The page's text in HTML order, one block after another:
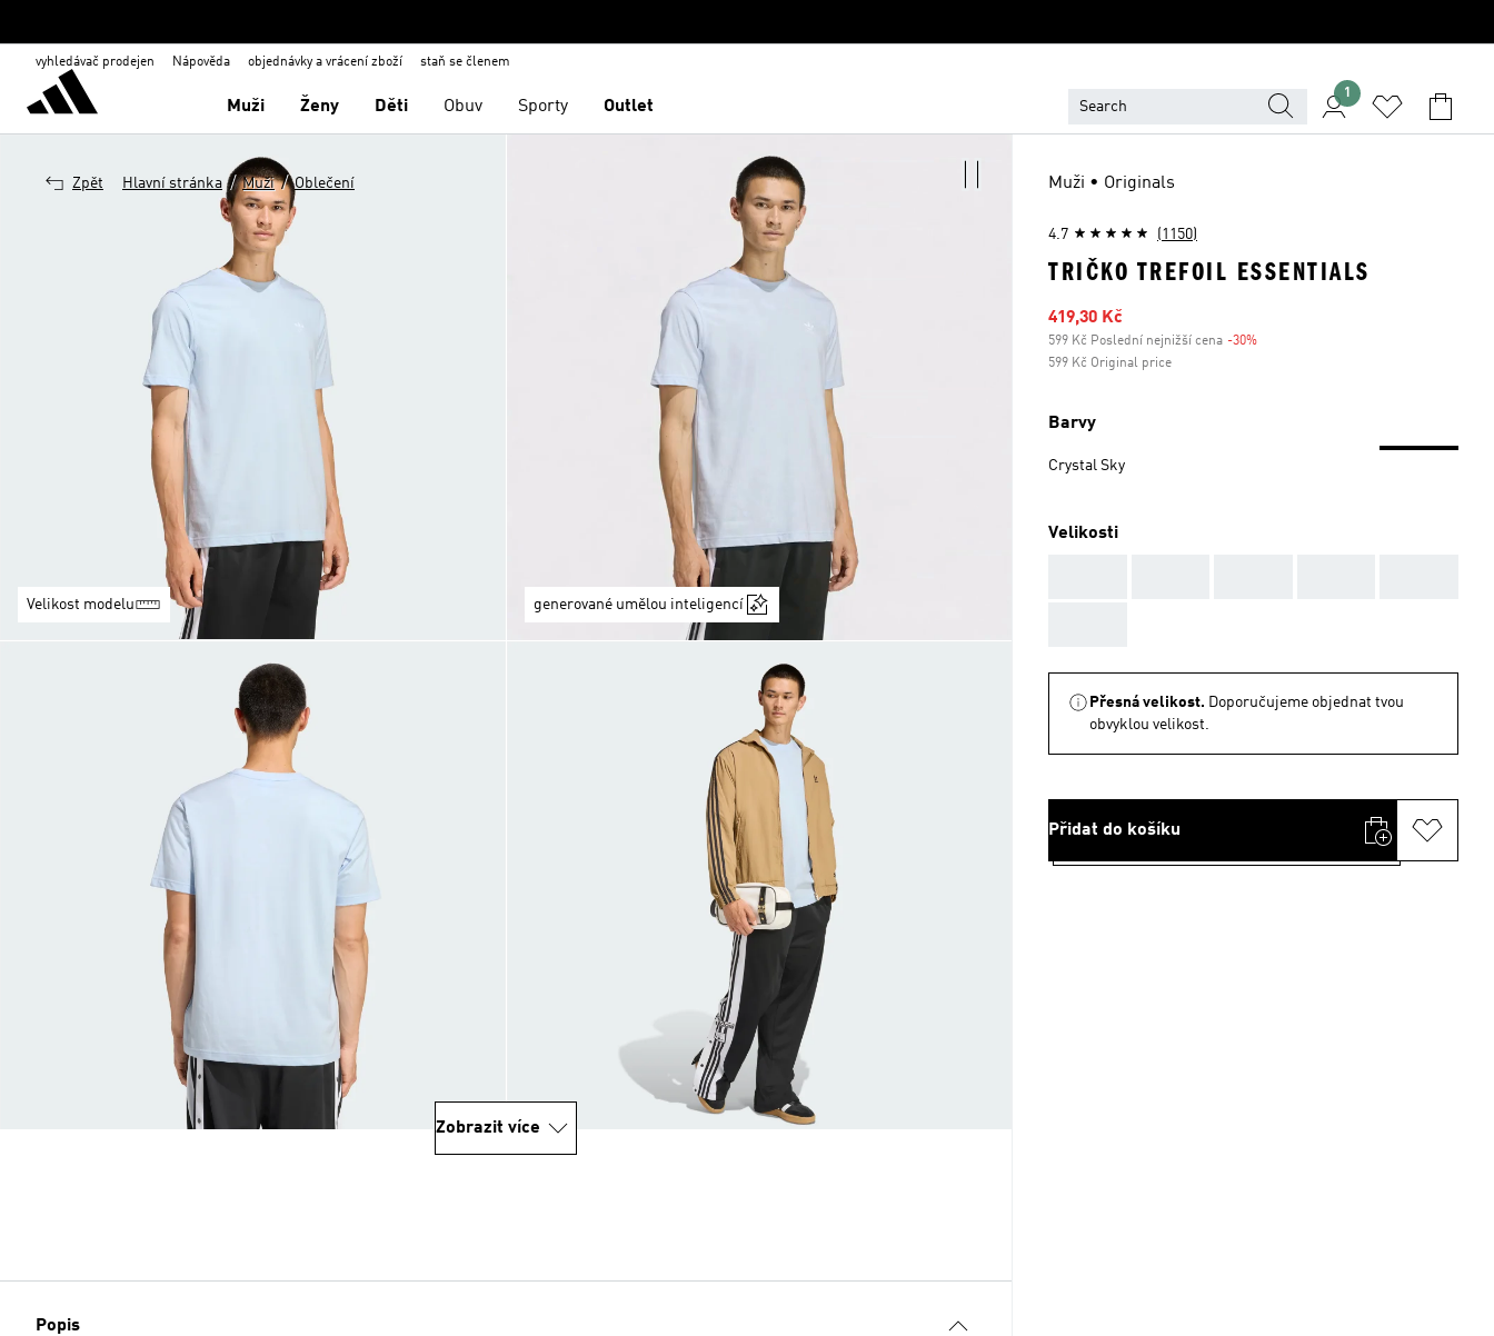
vyhledávač prodejen Nápověda objednávky a vrácení zboží staň se členem
Muži Ženy Děti Obuv Sporty Outlet
1
Zpět Hlavní stránka / Muži / Oblečení
Velikost modelu generované umělou inteligencí
Zobrazit více
Popis
Muži • Originals
4.7 (1150)
TRIČKO TREFOIL ESSENTIALS
Zlevněná cena
419,30 Kč
599 Kč Poslední nejnižší cena -30%
599 Kč Original price
Barvy
Crystal Sky
Velikosti
Přesná velikost. Doporučujeme objednat tvou
obvyklou velikost.
Přidat do košíku